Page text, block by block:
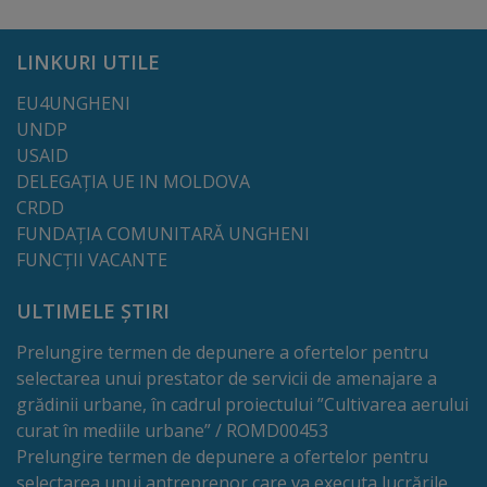
și
construcție
Salubritate
Platouri
acumulare
deșeuri
Management
LINKURI UTILE
EU4UNGHENI
UNDP
USAID
DELEGAȚIA UE IN MOLDOVA
CRDD
FUNDAȚIA COMUNITARĂ UNGHENI
FUNCȚII VACANTE
ULTIMELE ȘTIRI
Prelungire termen de depunere a ofertelor pentru
selectarea unui prestator de servicii de amenajare a
grădinii urbane, în cadrul proiectului ”Cultivarea aerului
curat în mediile urbane” / ROMD00453
Prelungire termen de depunere a ofertelor pentru